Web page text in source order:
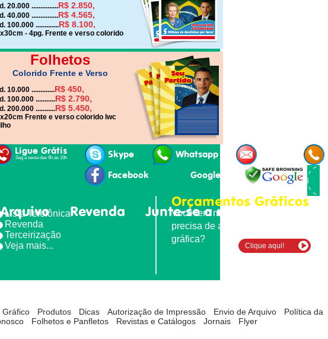
20.000 ...............R$ 2.850,
40.000 ...............R$ 4.565,
100.000 .............R$ 8.100,
- 4pg. Frente e verso colorido
Folhetos
Colorido Frente e Verso
10.000 .............R$ 450,
100.000 ...........R$ 2.790,
200.000 ...........R$ 5.450,
Frente e verso colorido lwc
Ligue Grátis
Seg à sexta das 9h às 19h Skype Whatsapp
Facebook
Google+
Revenda Junte-se a nós Contatos
Lista Telefônica
Revenda
Terceirização
Veja mais...
Orçamentos Gráficos
Você tem material para imprimir e
precisa de agilidade e qualidade
gráfica?
Clique aqui!
Gráfico Produtos Dicas Autorização de Impressão Envio de Arquivo
Política da
Folhetos e Panfletos Revistas e Catálogos Jornais Flyer